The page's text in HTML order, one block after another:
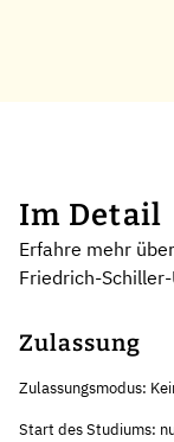
Im Detail
Erfahre mehr
Friedrich-
Zulassung
Zulassungsmodus:
Start des Studiums: